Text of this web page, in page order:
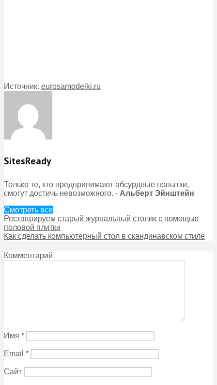
Источник: eurosamodelki.ru
SitesReady
Только те, кто предпринимают абсурдные попытки,
смогут достичь невозможного. - Альберт Эйнштейн
Смотреть все
Реставрируем старый журнальный столик с помощью
половой плитки
Как сделать компьютерный стол в скандинавском стиле
Комментарий
Имя *
Email *
Сайт